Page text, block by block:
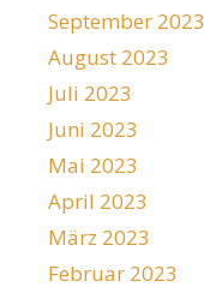
September 2023
August 2023
Juli 2023
Juni 2023
Mai 2023
April 2023
März 2023
Februar 2023